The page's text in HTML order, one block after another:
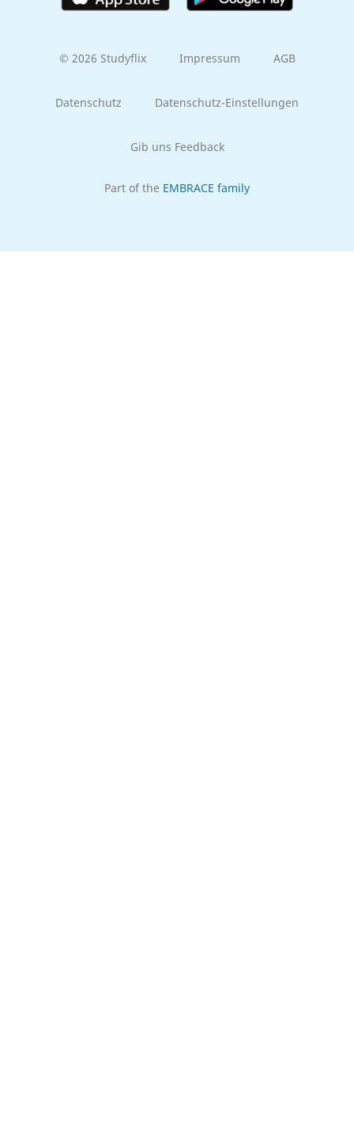
© 2026 Studyflix Impressum AGB
Datenschutz Datenschutz-Einstellungen
Gib uns Feedback
Part of the EMBRACE family